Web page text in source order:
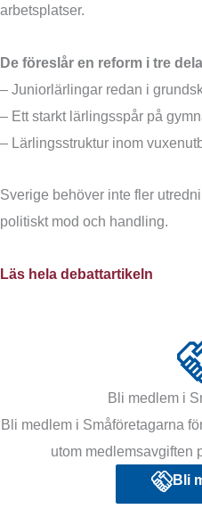
arbetsplatser.
De föreslår en reform i tre
– Juniorlärlingar redan i
– Ett starkt lärlingsspår på
– Lärlingsstruktur inom
Sverige behöver inte fler
politiskt mod och handling.
Läs hela debattartikeln
Bli medlem i
Bli medlem i Småföretagarna
utom medlemsavgiften
Bli